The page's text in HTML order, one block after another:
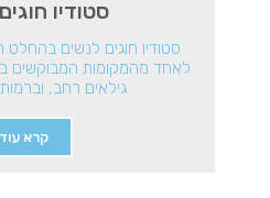
סטודיו
סטודיו חוגים לנשים
לאחד מהמקומות המבוקשים
גילאים רחב,
קרא עוד